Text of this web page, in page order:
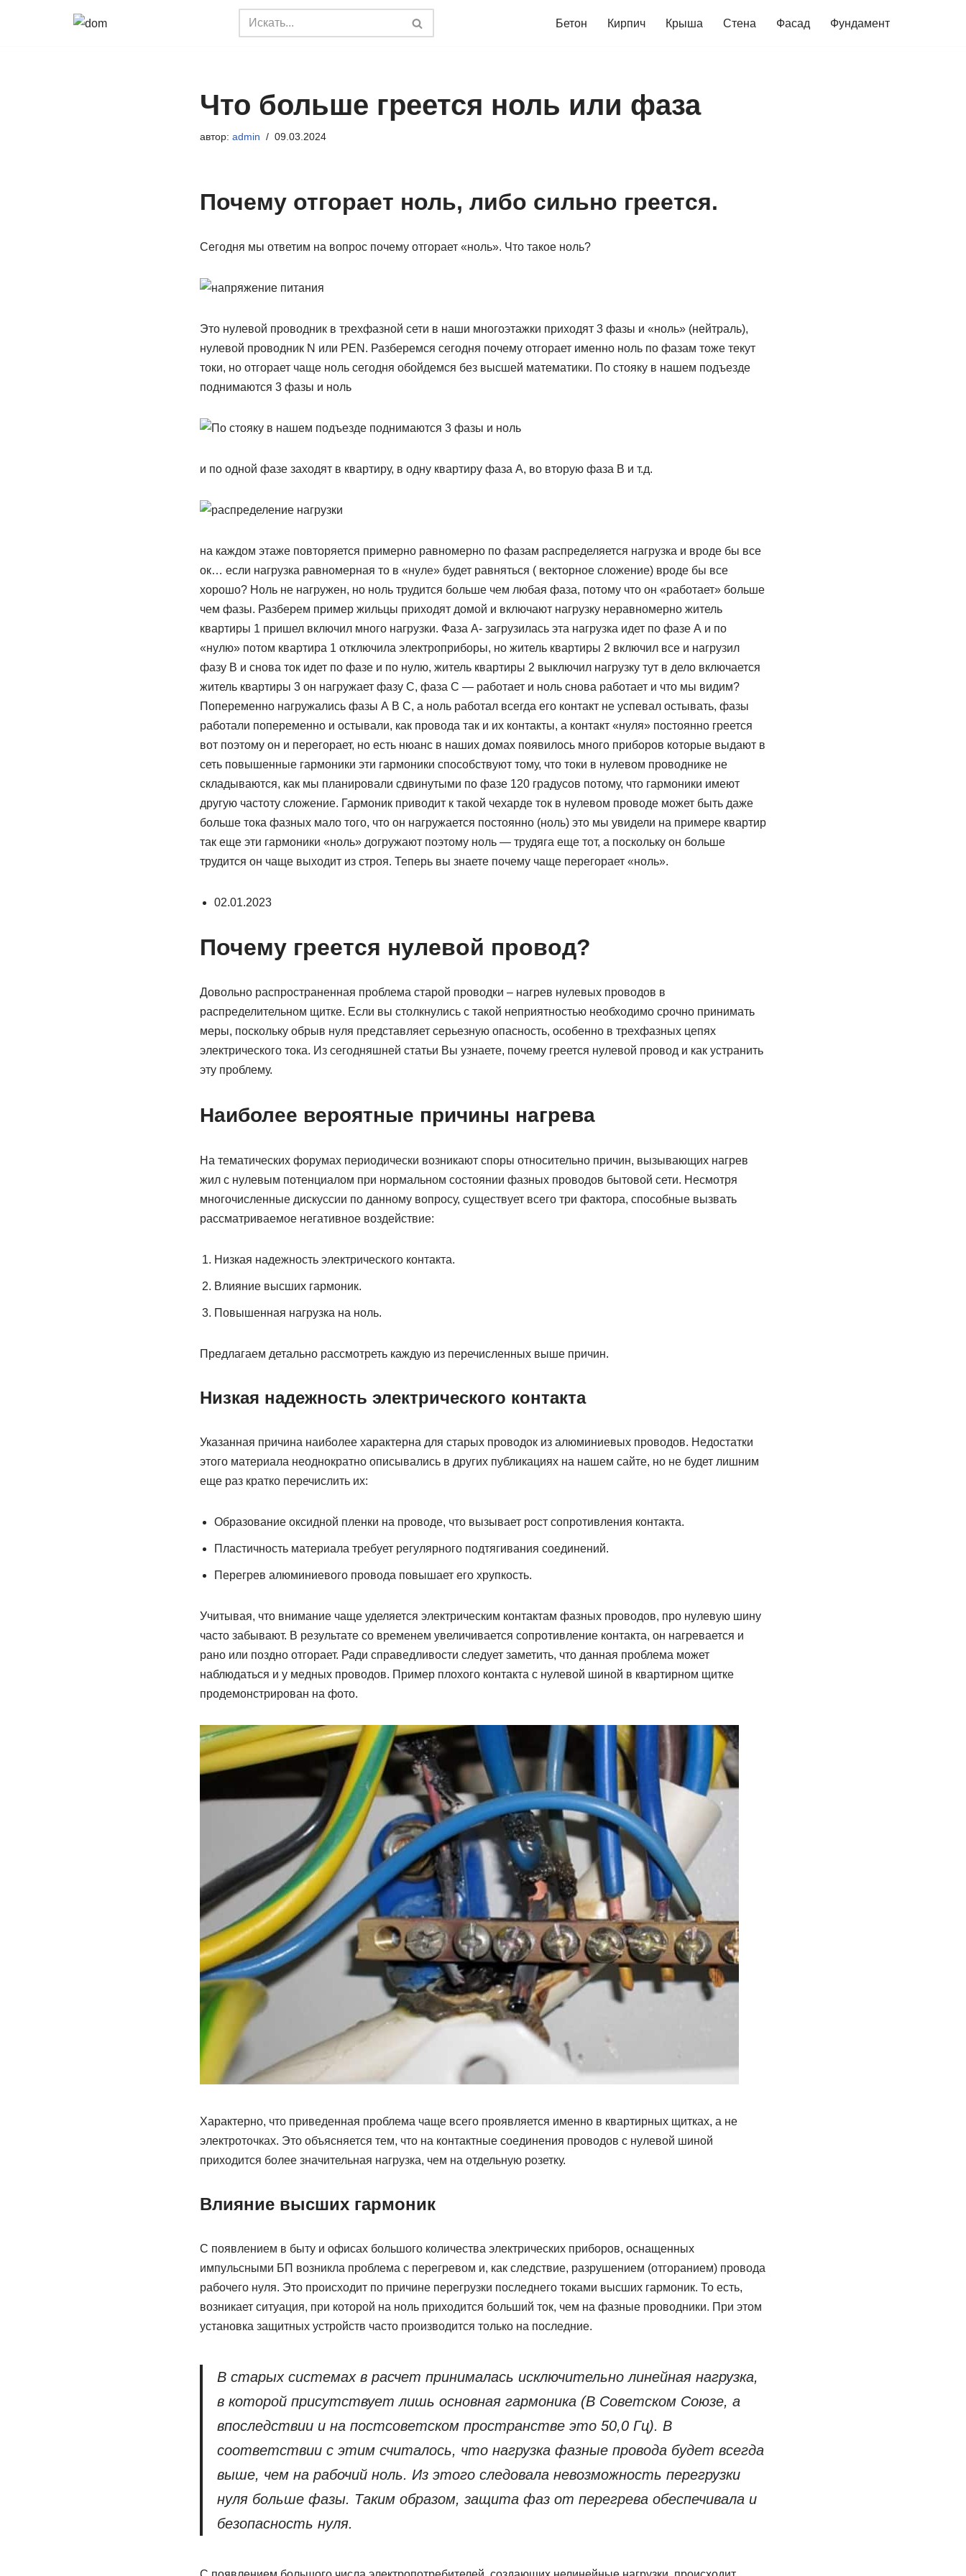
Бетон Кирпич Крыша Стена Фасад Фундамент
Что больше греется ноль или фаза
автор: admin 09.03.2024
Почему отгорает ноль, либо сильно греется.
Сегодня мы ответим на вопрос почему отгорает «ноль». Что такое ноль?
Это нулевой проводник в трехфазной сети в наши многоэтажки приходят 3 фазы и «ноль» (нейтраль),
нулевой проводник N или PEN. Разберемся сегодня почему отгорает именно ноль по фазам тоже текут
токи, но отгорает чаще ноль сегодня обойдемся без высшей математики. По стояку в нашем подъезде
поднимаются 3 фазы и ноль
и по одной фазе заходят в квартиру, в одну квартиру фаза А, во вторую фаза В и т.д.
на каждом этаже повторяется примерно равномерно по фазам распределяется нагрузка и вроде бы все
ок… если нагрузка равномерная то в «нуле» будет равняться ( векторное сложение) вроде бы все
хорошо? Ноль не нагружен, но ноль трудится больше чем любая фаза, потому что он «работает» больше
чем фазы. Разберем пример жильцы приходят домой и включают нагрузку неравномерно житель
квартиры 1 пришел включил много нагрузки. Фаза А- загрузилась эта нагрузка идет по фазе А и по
«нулю» потом квартира 1 отключила электроприборы, но житель квартиры 2 включил все и нагрузил
фазу В и снова ток идет по фазе и по нулю, житель квартиры 2 выключил нагрузку тут в дело включается
житель квартиры 3 он нагружает фазу С, фаза С — работает и ноль снова работает и что мы видим?
Попеременно нагружались фазы А В С, а ноль работал всегда его контакт не успевал остывать, фазы
работали попеременно и остывали, как провода так и их контакты, а контакт «нуля» постоянно греется
вот поэтому он и перегорает, но есть нюанс в наших домах появилось много приборов которые выдают в
сеть повышенные гармоники эти гармоники способствуют тому, что токи в нулевом проводнике не
складываются, как мы планировали сдвинутыми по фазе 120 градусов потому, что гармоники имеют
другую частоту сложение. Гармоник приводит к такой чехарде ток в нулевом проводе может быть даже
больше тока фазных мало того, что он нагружается постоянно (ноль) это мы увидели на примере квартир
так еще эти гармоники «ноль» догружают поэтому ноль — трудяга еще тот, а поскольку он больше
трудится он чаще выходит из строя. Теперь вы знаете почему чаще перегорает «ноль».
02.01.2023
Почему греется нулевой провод?
Довольно распространенная проблема старой проводки – нагрев нулевых проводов в
распределительном щитке. Если вы столкнулись с такой неприятностью необходимо срочно принимать
меры, поскольку обрыв нуля представляет серьезную опасность, особенно в трехфазных цепях
электрического тока. Из сегодняшней статьи Вы узнаете, почему греется нулевой провод и как устранить
эту проблему.
Наиболее вероятные причины нагрева
На тематических форумах периодически возникают споры относительно причин, вызывающих нагрев
жил с нулевым потенциалом при нормальном состоянии фазных проводов бытовой сети. Несмотря
многочисленные дискуссии по данному вопросу, существует всего три фактора, способные вызвать
рассматриваемое негативное воздействие:
Низкая надежность электрического контакта.
Влияние высших гармоник.
Повышенная нагрузка на ноль.
Предлагаем детально рассмотреть каждую из перечисленных выше причин.
Низкая надежность электрического контакта
Указанная причина наиболее характерна для старых проводок из алюминиевых проводов. Недостатки
этого материала неоднократно описывались в других публикациях на нашем сайте, но не будет лишним
еще раз кратко перечислить их:
Образование оксидной пленки на проводе, что вызывает рост сопротивления контакта.
Пластичность материала требует регулярного подтягивания соединений.
Перегрев алюминиевого провода повышает его хрупкость.
Учитывая, что внимание чаще уделяется электрическим контактам фазных проводов, про нулевую шину
часто забывают. В результате со временем увеличивается сопротивление контакта, он нагревается и
рано или поздно отгорает. Ради справедливости следует заметить, что данная проблема может
наблюдаться и у медных проводов. Пример плохого контакта с нулевой шиной в квартирном щитке
продемонстрирован на фото.
Характерно, что приведенная проблема чаще всего проявляется именно в квартирных щитках, а не
электроточках. Это объясняется тем, что на контактные соединения проводов с нулевой шиной
приходится более значительная нагрузка, чем на отдельную розетку.
Влияние высших гармоник
С появлением в быту и офисах большого количества электрических приборов, оснащенных
импульсными БП возникла проблема с перегревом и, как следствие, разрушением (отгоранием) провода
рабочего нуля. Это происходит по причине перегрузки последнего токами высших гармоник. То есть,
возникает ситуация, при которой на ноль приходится больший ток, чем на фазные проводники. При этом
установка защитных устройств часто производится только на последние.
В старых системах в расчет принималась исключительно линейная нагрузка,
в которой присутствует лишь основная гармоника (В Советском Союзе, а
впоследствии и на постсоветском пространстве это 50,0 Гц). В
соответствии с этим считалось, что нагрузка фазные провода будет всегда
выше, чем на рабочий ноль. Из этого следовала невозможность перегрузки
нуля больше фазы. Таким образом, защита фаз от перегрева обеспечивала и
безопасность нуля.